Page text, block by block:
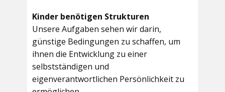
Kinder benötigen Strukturen
Unsere Aufgaben sehen wir darin,
günstige Bedingungen zu schaffen, um
ihnen die Entwicklung zu einer
selbstständigen und
eigenverantwortlichen Persönlichkeit zu